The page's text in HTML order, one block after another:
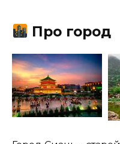
Про город